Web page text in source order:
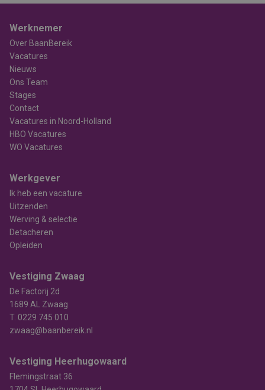
Werknemer
Over BaanBereik
Vacatures
Nieuws
Ons Team
Stages
Contact
Vacatures in Noord-Holland
HBO Vacatures
WO Vacatures
Werkgever
Ik heb een vacature
Uitzenden
Werving & selectie
Detacheren
Opleiden
Vestiging Zwaag
De Factorij 2d
1689 AL Zwaag
T. 0229 745 010
zwaag@baanbereik.nl
Vestiging Heerhugowaard
Flemingstraat 36